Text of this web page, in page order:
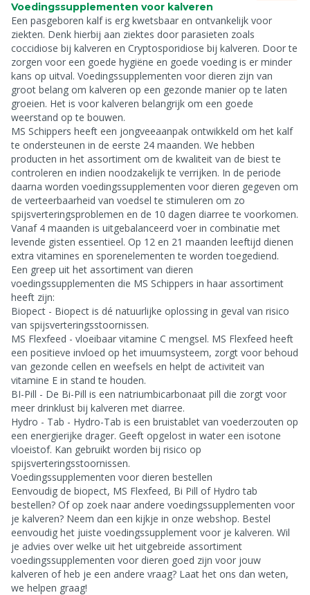
Voedingssupplementen voor kalveren
Een pasgeboren kalf is erg kwetsbaar en ontvankelijk voor
ziekten. Denk hierbij aan ziektes door parasieten zoals
coccidiose bij kalveren en Cryptosporidiose bij kalveren. Door te
zorgen voor een goede hygiëne en goede voeding is er minder
kans op uitval. Voedingssupplementen voor dieren zijn van
groot belang om kalveren op een gezonde manier op te laten
groeien. Het is voor kalveren belangrijk om een goede
weerstand op te bouwen.
MS Schippers heeft een jongveeaanpak ontwikkeld om het kalf
te ondersteunen in de eerste 24 maanden. We hebben
producten in het assortiment om de kwaliteit van de biest te
controleren en indien noodzakelijk te verrijken. In de periode
daarna worden voedingssupplementen voor dieren gegeven om
de verteerbaarheid van voedsel te stimuleren om zo
spijsverteringsproblemen en de 10 dagen diarree te voorkomen.
Vanaf 4 maanden is uitgebalanceerd voer in combinatie met
levende gisten essentieel. Op 12 en 21 maanden leeftijd dienen
extra vitamines en sporenelementen te worden toegediend.
Een greep uit het assortiment van dieren
voedingssupplementen die MS Schippers in haar assortiment
heeft zijn:
Biopect - Biopect is dé natuurlijke oplossing in geval van risico
van spijsverteringsstoornissen.
MS Flexfeed - vloeibaar vitamine C mengsel. MS Flexfeed heeft
een positieve invloed op het imuumsysteem, zorgt voor behoud
van gezonde cellen en weefsels en helpt de activiteit van
vitamine E in stand te houden.
BI-Pill - De Bi-Pill is een natriumbicarbonaat pill die zorgt voor
meer drinklust bij kalveren met diarree.
Hydro - Tab - Hydro-Tab is een bruistablet van voederzouten op
een energierijke drager. Geeft opgelost in water een isotone
vloeistof. Kan gebruikt worden bij risico op
spijsverteringsstoornissen.
Voedingssupplementen voor dieren bestellen
Eenvoudig de biopect, MS Flexfeed, Bi Pill of Hydro tab
bestellen? Of op zoek naar andere voedingssupplementen voor
je kalveren? Neem dan een kijkje in onze webshop. Bestel
eenvoudig het juiste voedingssupplement voor je kalveren. Wil
je advies over welke uit het uitgebreide assortiment
voedingssupplementen voor dieren goed zijn voor jouw
kalveren of heb je een andere vraag? Laat het ons dan weten,
we helpen graag!